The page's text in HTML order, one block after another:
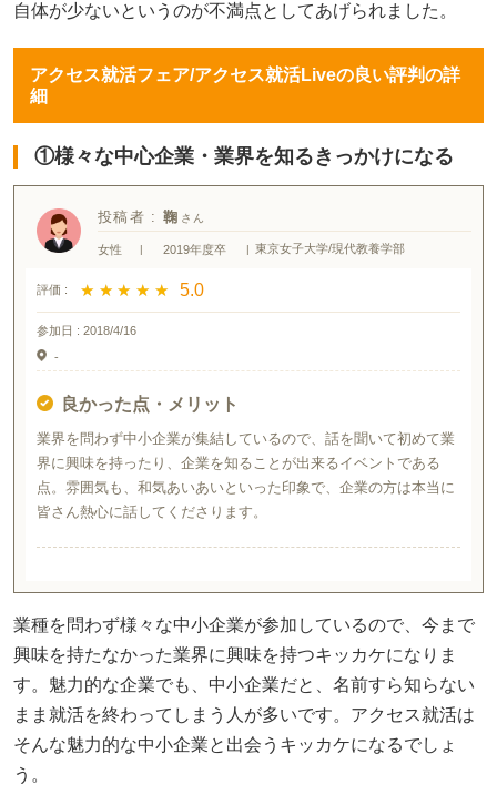
自体が少ないというのが不満点としてあげられました。
アクセス就活フェア/アクセス就活Liveの良い評判の詳
細
①様々な中心企業・業界を知るきっかけになる
投稿者 : 鞠
女性 | 2019年度卒 | 東京女子大学/現代教養学部
評価 : ★ ★ ★ ★ ★
★ ★ ★ ★ ★ 5.0
参加日 : 2018/4/16
-
良かった点・メリット
業界を問わず中小企業が集結しているので、話を聞いて初めて業
界に興味を持ったり、企業を知ることが出来るイベントである
点。雰囲気も、和気あいあいといった印象で、企業の方は本当に
皆さん熱心に話してくださります。
業種を問わず様々な中小企業が参加しているので、今まで
興味を持たなかった業界に興味を持つキッカケになりま
す。魅力的な企業でも、中小企業だと、名前すら知らない
まま就活を終わってしまう人が多いです。アクセス就活は
そんな魅力的な中小企業と出会うキッカケになるでしょ
う。